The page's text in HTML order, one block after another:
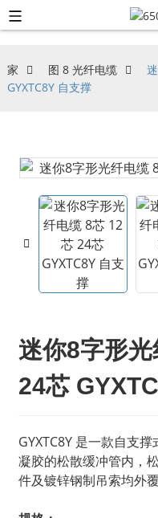
家 图 8 光纤电缆
GYXTC8Y 自支撑
迷你8字形
24芯
GYXTC8Y 是一款自支
凝胶的松散缓冲管内，
件及镀锌钢制吊索均外